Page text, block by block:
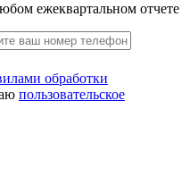
ежеквартальном отчете
обработки
пользовательское